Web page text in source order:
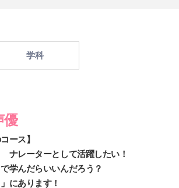
学科
優
ース】
レーターとして活躍したい！
学んだらいいんだろう？
にあります！